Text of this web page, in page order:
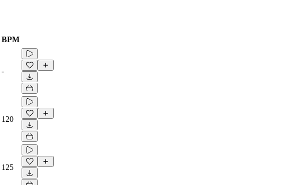
BPM
-
120
125